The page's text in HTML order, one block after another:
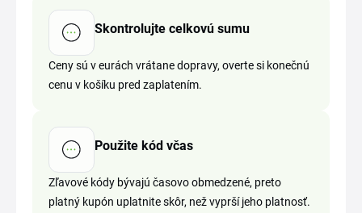
Skontrolujte celkovú sumu
Ceny sú v eurách vrátane dopravy, overte si konečnú
cenu v košíku pred zaplatením.
Použite kód včas
Zľavové kódy bývajú časovo obmedzené, preto
platný kupón uplatnite skôr, než vyprší jeho platnosť.